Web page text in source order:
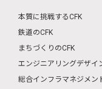
本質に挑戦するCFK
鉄道のCFK
まちづくりのCFK
エンジニアリングデザイ
総合インフラマネジメン